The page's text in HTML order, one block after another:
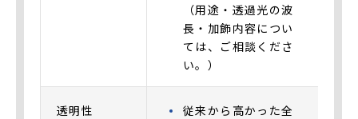
（用途・透過光の波
長・加飾内容につい
ては、ご相談くださ
い。）
透明性
従来から高かった全